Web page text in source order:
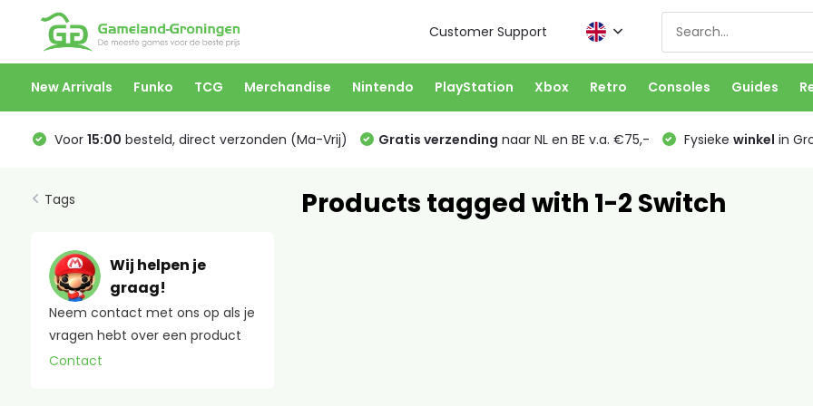
Customer Support
New Arrivals Funko TCG Merchandise Nintendo PlayStation Xbox Retro Consoles Guides
Voor 15:00 besteld, direct verzonden (Ma-Vrij) Gratis verzending naar NL en BE v.a. €75,- Fysieke winkel in
Tags
Wij helpen je
graag!
Neem contact met ons op als je
vragen hebt over een product
Contact
Products tagged with 1-2 Switch